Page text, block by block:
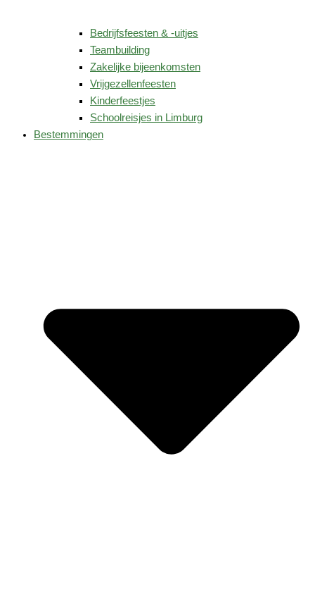
Bedrijfsfeesten & -uitjes
Teambuilding
Zakelijke bijeenkomsten
Vrijgezellenfeesten
Kinderfeestjes
Schoolreisjes in Limburg
Bestemmingen